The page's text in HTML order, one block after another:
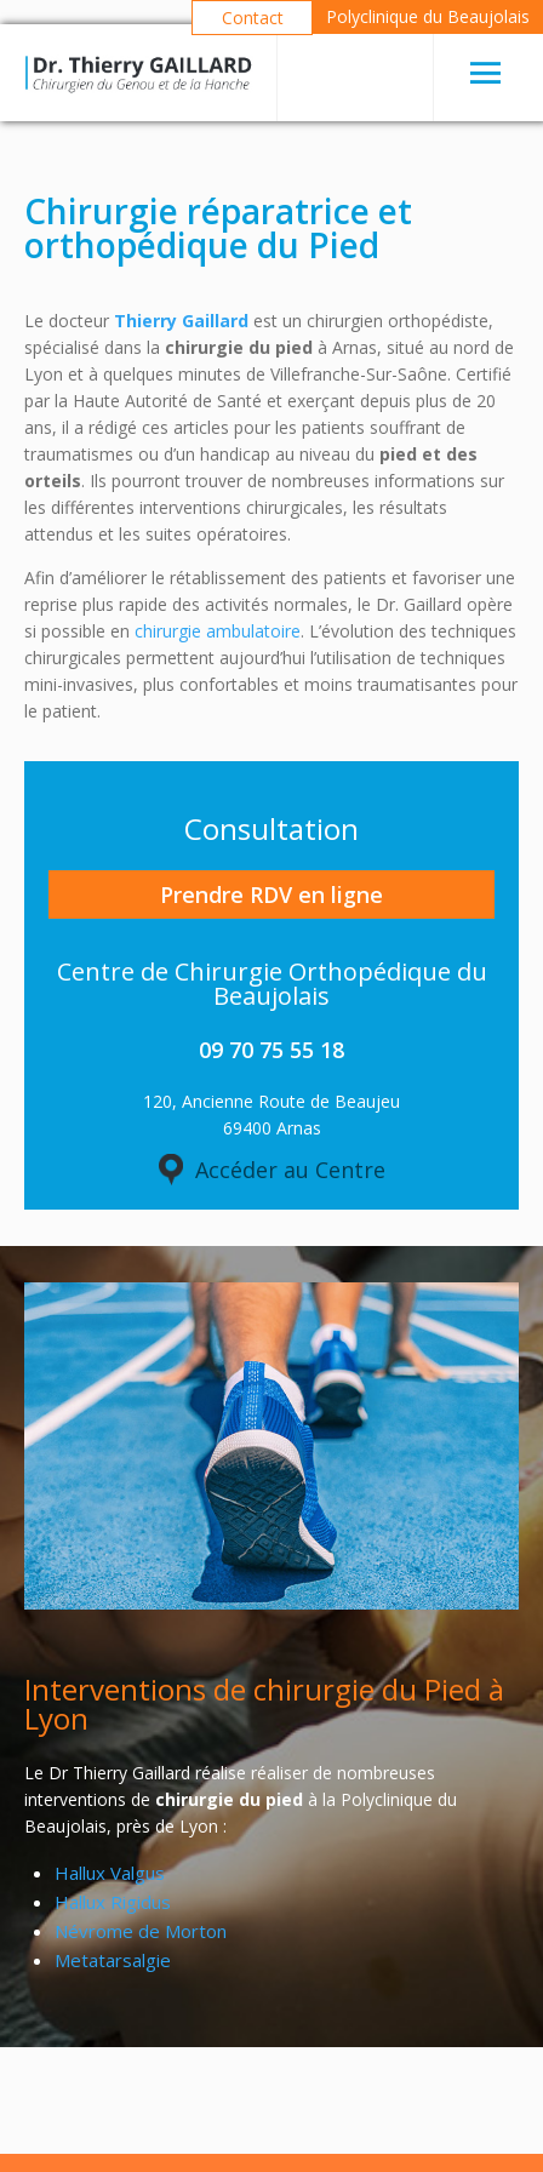
Polyclinique du Beaujolais
Contact
Chirurgie réparatrice et
orthopédique du Pied
Le docteur Thierry Gaillard est un chirurgien orthopédiste,
spécialisé dans la chirurgie du pied à Arnas, situé au nord de
Lyon et à quelques minutes de Villefranche-Sur-Saône. Certifié
par la Haute Autorité de Santé et exerçant depuis plus de 20
ans, il a rédigé ces articles pour les patients souffrant de
traumatismes ou d’un handicap au niveau du pied et des
orteils. Ils pourront trouver de nombreuses informations sur
les différentes interventions chirurgicales, les résultats
attendus et les suites opératoires.
Afin d’améliorer le rétablissement des patients et favoriser une
reprise plus rapide des activités normales, le Dr. Gaillard opère
si possible en chirurgie ambulatoire. L’évolution des techniques
chirurgicales permettent aujourd’hui l’utilisation de techniques
mini-invasives, plus confortables et moins traumatisantes pour
le patient.
Consultation
Prendre RDV en ligne
Centre de Chirurgie Orthopédique du
Beaujolais
09 70 75 55 18
120, Ancienne Route de Beaujeu
69400 Arnas
Accéder au Centre
Interventions de chirurgie du Pied à
Lyon
Le Dr Thierry Gaillard réalise réaliser de nombreuses
interventions de chirurgie du pied à la Polyclinique du
Beaujolais, près de Lyon :
Hallux Valgus
Hallux Rigidus
Névrome de Morton
Metatarsalgie